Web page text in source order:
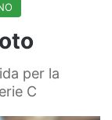
per la
C